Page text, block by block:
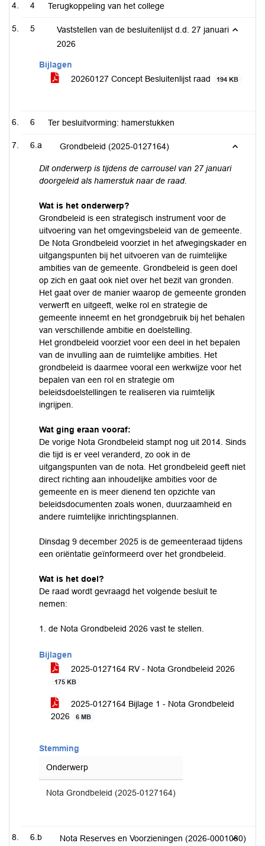
4 Terugkoppeling van het college
5
Vaststellen van de besluitenlijst d.d. 27 januari
2026
Bijlagen
20260127 Concept Besluitenlijst raad
194 KB
6 Ter besluitvorming: hamerstukken
6.a Grondbeleid (2025-0127164)
Dit onderwerp is tijdens de carrousel van 27 januari
doorgeleid als hamerstuk naar de raad.
Wat is het onderwerp?
Grondbeleid is een strategisch instrument voor de
uitvoering van het omgevingsbeleid van de gemeente.
De Nota Grondbeleid voorziet in het afwegingskader en
uitgangspunten bĳ het uitvoeren van de ruimtelĳke
ambities van de gemeente. Grondbeleid is geen doel
op zich en gaat ook niet over het bezit van gronden.
Het gaat over de manier waarop de gemeente gronden
verwerft en uitgeeft, welke rol en strategie de
gemeente inneemt en het grondgebruik bĳ het behalen
van verschillende ambitie en doelstelling.
Het grondbeleid voorziet voor een deel in het bepalen
van de invulling aan de ruimtelĳke ambities. Het
grondbeleid is daarmee vooral een werkwĳze voor het
bepalen van een rol en strategie om
beleidsdoelstellingen te realiseren via ruimtelĳk
ingrĳpen.
Wat ging eraan vooraf:
De vorige Nota Grondbeleid stampt nog uit 2014. Sinds
die tĳd is er veel veranderd, zo ook in de
uitgangspunten van de nota. Het grondbeleid geeft niet
direct richting aan inhoudelijke ambities voor de
gemeente en is meer dienend ten opzichte van
beleidsdocumenten zoals wonen, duurzaamheid en
andere ruimtelijke inrichtingsplannen.
Dinsdag 9 december 2025 is de gemeenteraad tijdens
een oriëntatie geïnformeerd over het grondbeleid.
Wat is het doel?
De raad wordt gevraagd het volgende besluit te
nemen:
1. de Nota Grondbeleid 2026 vast te stellen.
Bijlagen
2025-0127164 RV - Nota Grondbeleid 2026
175 KB
2025-0127164 Bijlage 1 - Nota Grondbeleid
2026
6 MB
Stemming
Onderwerp
Nota Grondbeleid (2025-0127164)
6.b Nota Reserves en Voorzieningen (2026-0001080)